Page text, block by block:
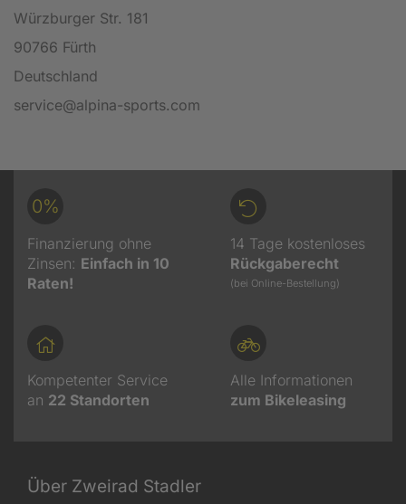
Würzburger Str. 181
90766 Fürth
Deutschland
service@alpina-sports.com
0%
Finanzierung ohne
Zinsen: Einfach in 10
Raten!
14 Tage kostenloses
Rückgaberecht
(bei Online-Bestellung)
Kompetenter Service
an 22 Standorten
Alle Informationen
zum Bikeleasing
Über Zweirad Stadler